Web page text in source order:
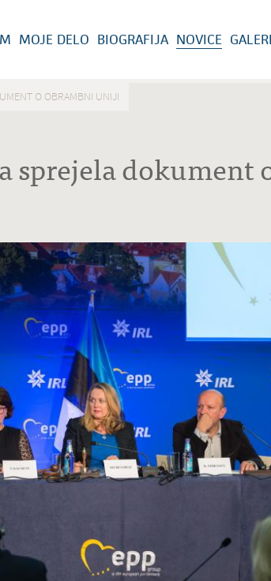
MOJE DELO BIOGRAFIJA NOVICE
O OBRAMBNI UNIJI
sprejela dokument